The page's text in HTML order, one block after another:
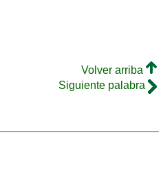
Volver arriba
Siguiente palabra